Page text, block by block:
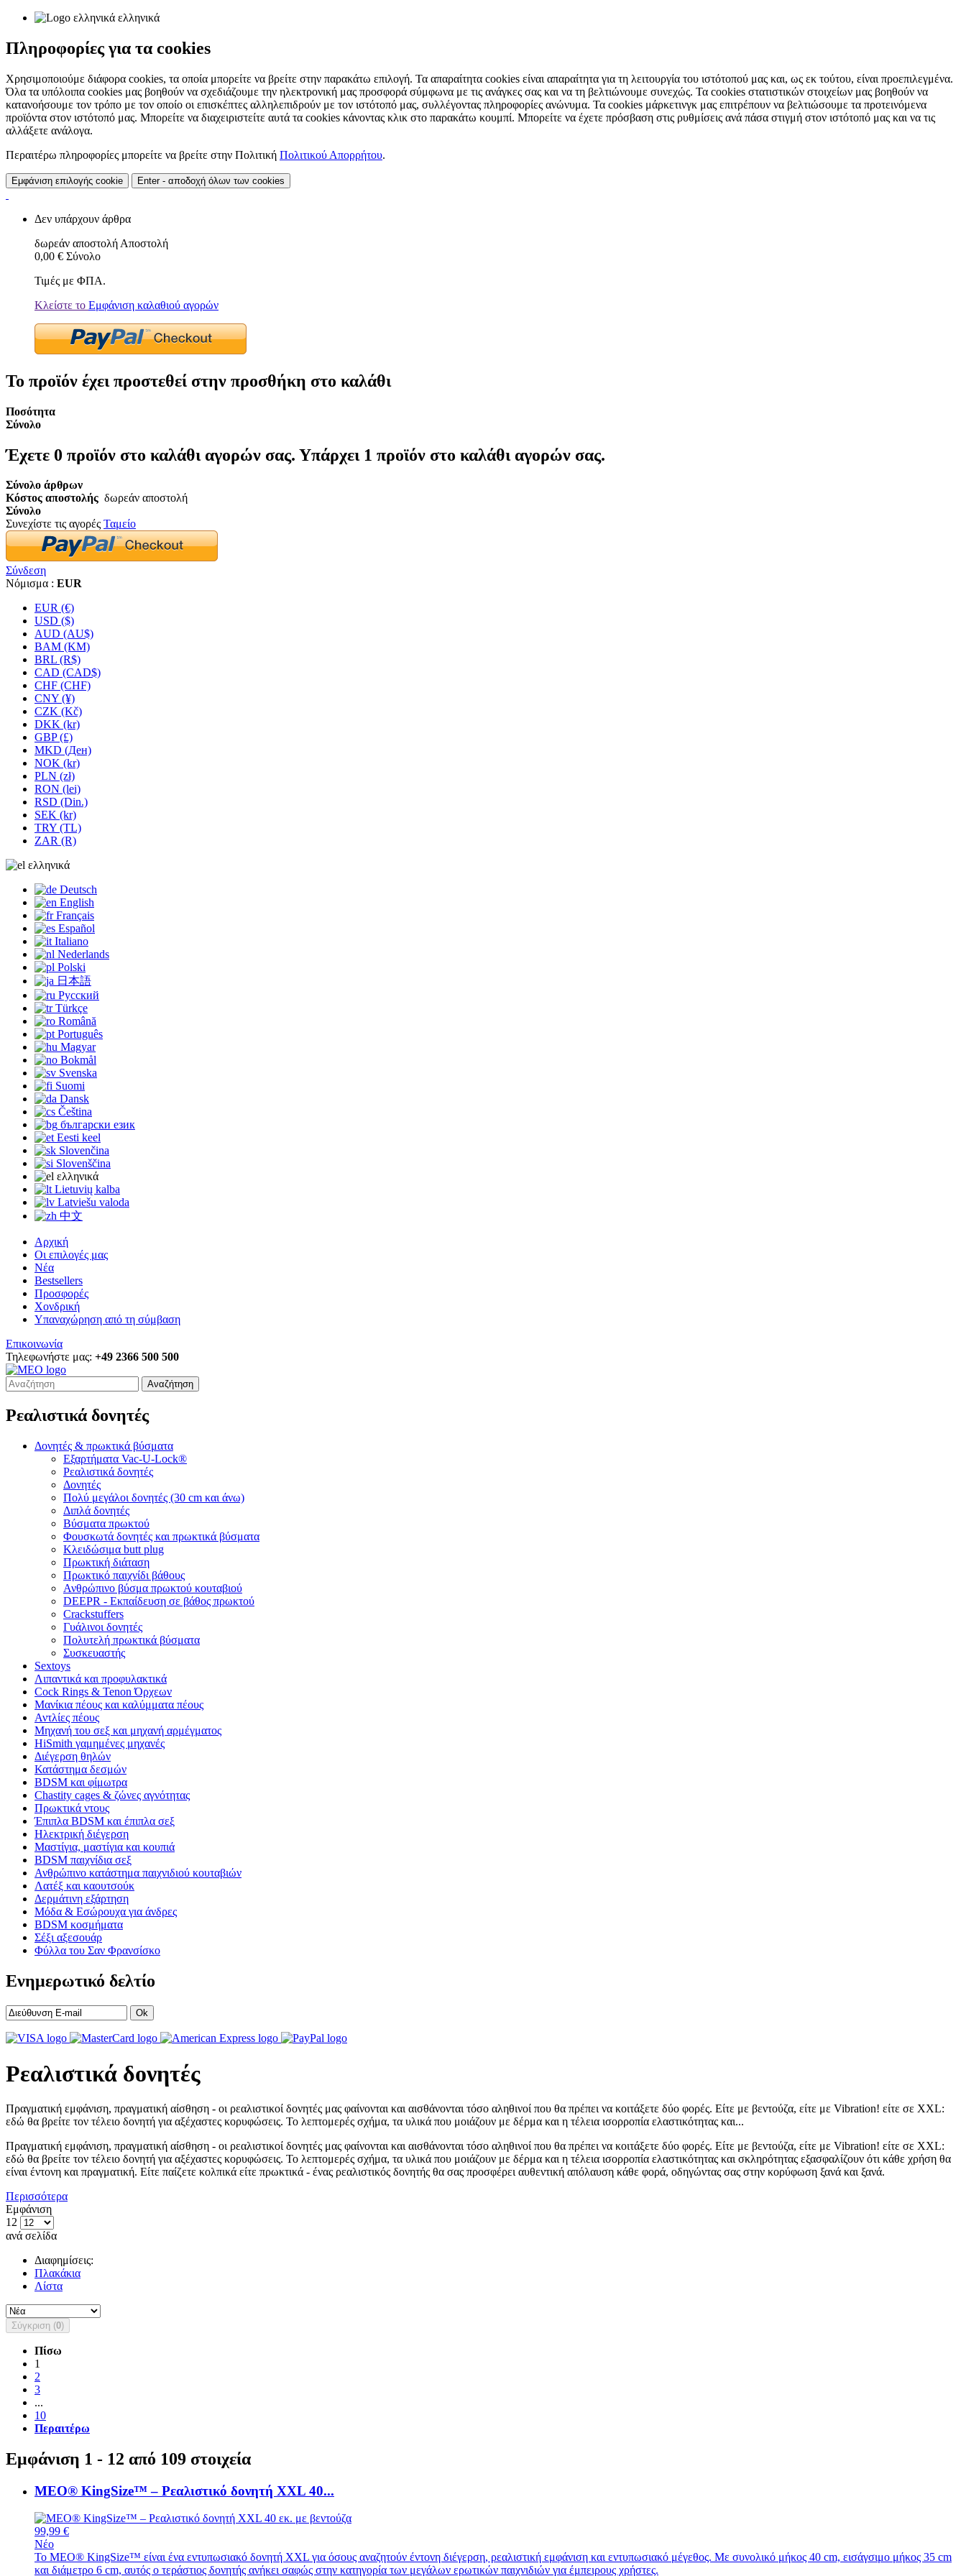
ελληνικά
Πληροφορίες για τα cookies
Χρησιμοποιούμε διάφορα cookies, τα οποία μπορείτε να βρείτε στην παρακάτω επιλογή. Τα απαραίτητα cookies είναι απαραίτητα για τη λειτουργία του ιστότοπού μας και, ως εκ τούτου, είναι προεπιλεγμένα.
Όλα τα υπόλοιπα cookies μας βοηθούν να σχεδιάζουμε την ηλεκτρονική μας προσφορά σύμφωνα με τις ανάγκες σας και να τη βελτιώνουμε συνεχώς. Τα cookies στατιστικών στοιχείων μας βοηθούν να
κατανοήσουμε τον τρόπο με τον οποίο οι επισκέπτες αλληλεπιδρούν με τον ιστότοπό μας, συλλέγοντας πληροφορίες ανώνυμα. Τα cookies μάρκετινγκ μας επιτρέπουν να βελτιώσουμε τα προτεινόμενα
προϊόντα στον ιστότοπό μας. Μπορείτε να διαχειριστείτε αυτά τα cookies κάνοντας κλικ στο παρακάτω κουμπί. Μπορείτε να έχετε πρόσβαση στις ρυθμίσεις ανά πάσα στιγμή στον ιστότοπό μας και να τις
αλλάξετε ανάλογα.
Περαιτέρω πληροφορίες μπορείτε να βρείτε στην Πολιτική Πολιτικού Απορρήτου.
Εμφάνιση επιλογής cookie Enter - αποδοχή όλων των cookies
Δεν υπάρχουν άρθρα
δωρεάν αποστολή Αποστολή
0,00 € Σύνολο
Τιμές με ΦΠΑ.
Κλείστε το Εμφάνιση καλαθιού αγορών
Το προϊόν έχει προστεθεί στην προσθήκη στο καλάθι
Ποσότητα
Σύνολο
Έχετε 0 προϊόν στο καλάθι αγορών σας. Υπάρχει 1 προϊόν στο καλάθι αγορών σας.
Σύνολο άρθρων
Κόστος αποστολής δωρεάν αποστολή
Σύνολο
Συνεχίστε τις αγορές Ταμείο
Σύνδεση
Νόμισμα : EUR
EUR (€)
USD ($)
AUD (AU$)
BAM (KM)
BRL (R$)
CAD (CAD$)
CHF (CHF)
CNY (¥)
CZK (Kč)
DKK (kr)
GBP (£)
MKD (Ден)
NOK (kr)
PLN (zł)
RON (lei)
RSD (Din.)
SEK (kr)
TRY (TL)
ZAR (R)
ελληνικά
Deutsch
English
Français
Español
Italiano
Nederlands
Polski
日本語
Русский
Türkçe
Română
Português
Magyar
Bokmål
Svenska
Suomi
Dansk
Čeština
български език
Eesti keel
Slovenčina
Slovenščina
ελληνικά
Lietuvių kalba
Latviešu valoda
中文
Αρχική
Οι επιλογές μας
Νέα
Bestsellers
Προσφορές
Χονδρική
Υπαναχώρηση από τη σύμβαση
Επικοινωνία
Τηλεφωνήστε μας: +49 2366 500 500
Αναζήτηση
Ρεαλιστικά δονητές
Δονητές & πρωκτικά βύσματα
Εξαρτήματα Vac-U-Lock®
Ρεαλιστικά δονητές
Δονητές
Πολύ μεγάλοι δονητές (30 cm και άνω)
Διπλά δονητές
Βύσματα πρωκτού
Φουσκωτά δονητές και πρωκτικά βύσματα
Κλειδώσιμα butt plug
Πρωκτική διάταση
Πρωκτικό παιχνίδι βάθους
Ανθρώπινο βύσμα πρωκτού κουταβιού
DEEPR - Εκπαίδευση σε βάθος πρωκτού
Crackstuffers
Γυάλινοι δονητές
Πολυτελή πρωκτικά βύσματα
Συσκευαστής
Sextoys
Λιπαντικά και προφυλακτικά
Cock Rings & Tenon Όρχεων
Μανίκια πέους και καλύμματα πέους
Αντλίες πέους
Μηχανή του σεξ και μηχανή αρμέγματος
HiSmith γαμημένες μηχανές
Διέγερση θηλών
Κατάστημα δεσμών
BDSM και φίμωτρα
Chastity cages & ζώνες αγνότητας
Πρωκτικά ντους
Έπιπλα BDSM και έπιπλα σεξ
Ηλεκτρική διέγερση
Μαστίγια, μαστίγια και κουπιά
BDSM παιχνίδια σεξ
Ανθρώπινο κατάστημα παιχνιδιού κουταβιών
Λατέξ και καουτσούκ
Δερμάτινη εξάρτηση
Μόδα & Εσώρουχα για άνδρες
BDSM κοσμήματα
Σέξι αξεσουάρ
Φύλλα του Σαν Φρανσίσκο
Ενημερωτικό δελτίο
Ok
Ρεαλιστικά δονητές
Πραγματική εμφάνιση, πραγματική αίσθηση - οι ρεαλιστικοί δονητές μας φαίνονται και αισθάνονται τόσο αληθινοί που θα πρέπει να κοιτάξετε δύο φορές. Είτε με βεντούζα, είτε με Vibration! είτε σε XXL:
εδώ θα βρείτε τον τέλειο δονητή για αξέχαστες κορυφώσεις. Το λεπτομερές σχήμα, τα υλικά που μοιάζουν με δέρμα και η τέλεια ισορροπία ελαστικότητας και...
Πραγματική εμφάνιση, πραγματική αίσθηση - οι ρεαλιστικοί δονητές μας φαίνονται και αισθάνονται τόσο αληθινοί που θα πρέπει να κοιτάξετε δύο φορές. Είτε με βεντούζα, είτε με Vibration! είτε σε XXL:
εδώ θα βρείτε τον τέλειο δονητή για αξέχαστες κορυφώσεις. Το λεπτομερές σχήμα, τα υλικά που μοιάζουν με δέρμα και η τέλεια ισορροπία ελαστικότητας και σκληρότητας εξασφαλίζουν ότι κάθε χρήση θα
είναι έντονη και πραγματική. Είτε παίζετε κολπικά είτε πρωκτικά - ένας ρεαλιστικός δονητής θα σας προσφέρει αυθεντική απόλαυση κάθε φορά, οδηγώντας σας στην κορύφωση ξανά και ξανά.
Περισσότερα
Εμφάνιση
12
ανά σελίδα
Διαφημίσεις:
Πλακάκια
Λίστα
Σύγκριση (0)
Πίσω
1
2
3
...
10
Περαιτέρω
Εμφάνιση 1 - 12 από 109 στοιχεία
MEO® KingSize™ – Ρεαλιστικό δονητή XXL 40...
99,99 €
Νέο
Το MEO® KingSize™ είναι ένα εντυπωσιακό δονητή XXL για όσους αναζητούν έντονη διέγερση, ρεαλιστική εμφάνιση και εντυπωσιακό μέγεθος. Με συνολικό μήκος 40 cm, εισάγσιμο μήκος 35 cm
και διάμετρο 6 cm, αυτός ο τεράστιος δονητής ανήκει σαφώς στην κατηγορία των μεγάλων ερωτικών παιχνιδιών για έμπειρους χρήστες.